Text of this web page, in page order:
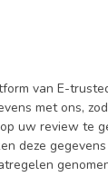
van E-
met ons,
uw review te
deze